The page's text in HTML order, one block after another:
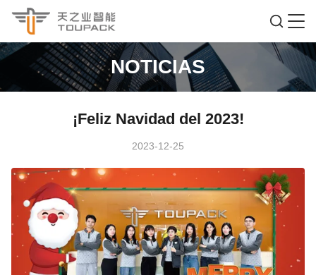
NOTICIAS
¡Feliz Navidad del 2023!
2023-12-25